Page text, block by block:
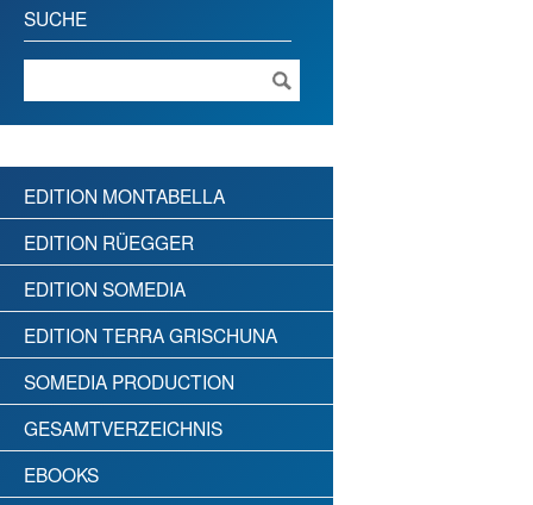
SUCHE
EDITION MONTABELLA
EDITION RÜEGGER
EDITION SOMEDIA
EDITION TERRA GRISCHUNA
SOMEDIA PRODUCTION
GESAMTVERZEICHNIS
EBOOKS